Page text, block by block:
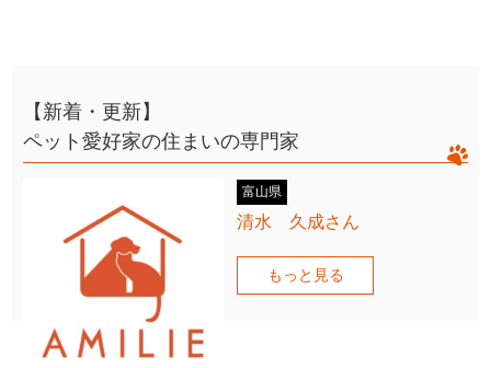
【新着・更新】
ペット愛好家の住まいの専門家
富山県
清水 久成さん
もっと見る